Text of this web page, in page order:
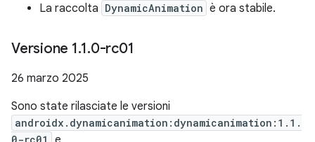
La raccolta DynamicAnimation è ora stabile.
Versione 1.1.0-rc01
26 marzo 2025
Sono state rilasciate le versioni
androidx.dynamicanimation:dynamicanimation:1.1.